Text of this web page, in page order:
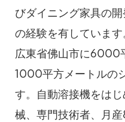
びダイニング家具の
の経験を有しています
広東省佛山市に6000
1000平方メートルの
す。自動溶接機をは
械、専門技術者、月